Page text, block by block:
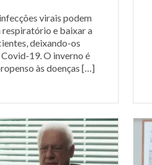
virais podem
respiratório e baixar a
deixando-os
19. O inverno é
às doenças […]